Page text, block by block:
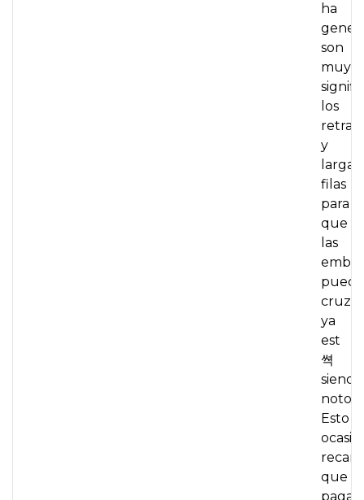
ha
son
muy
los
y
largas
filas
para
que
las
cruzar
ya
est
쎡
siendo
Esto
que